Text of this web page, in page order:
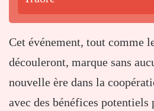
Cet événement, tout comme
découleront, marque sans
nouvelle ère dans la
avec des bénéfices